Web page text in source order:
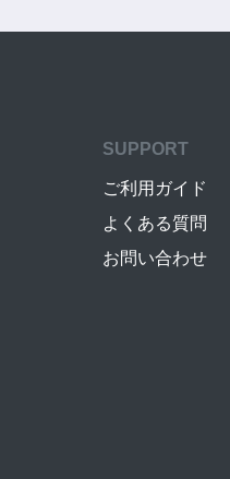
SUPPORT
ご利用ガイド
よくある質問
お問い合わせ